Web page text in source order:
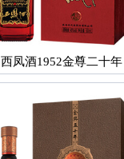
西凤酒1952金尊二十年